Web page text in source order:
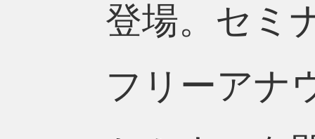
登場。セミ
フリーアナ